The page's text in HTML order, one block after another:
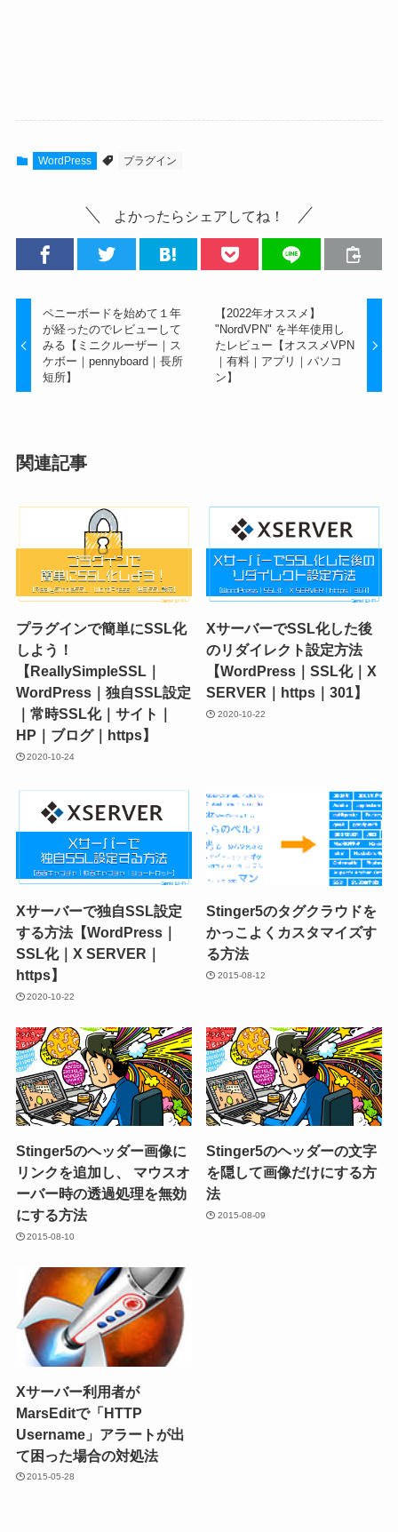
WordPress プラグイン
よかったらシェアしてね！
ペニーボードを始めて１年
が経ったのでレビューして
みる【ミニクルーザー｜ス
ケボー｜pennyboard｜長所
短所】
【2022年オススメ】
"NordVPN" を半年使用し
たレビュー【オススメVPN
｜有料｜アプリ｜パソコ
ン】
関連記事
プラグインで簡単にSSL化
しよう！
【ReallySimpleSSL｜
WordPress｜独自SSL設定
｜常時SSL化｜サイト｜
HP｜ブログ｜https】
2020-10-24
XサーバーでSSL化した後
のリダイレクト設定方法
【WordPress｜SSL化｜X
SERVER｜https｜301】
2020-10-22
Xサーバーで独自SSL設定
する方法【WordPress｜
SSL化｜X SERVER｜
https】
2020-10-22
Stinger5のタグクラウドを
かっこよくカスタマイズす
る方法
2015-08-12
Stinger5のヘッダー画像に
リンクを追加し、 マウスオ
ーバー時の透過処理を無効
にする方法
2015-08-10
Stinger5のヘッダーの文字
を隠して画像だけにする方
法
2015-08-09
Xサーバー利用者が
MarsEditで「HTTP
Username」アラートが出
て困った場合の対処法
2015-05-28